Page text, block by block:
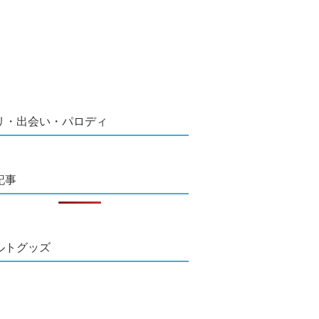
・出会い・パロディ
事
トグッズ